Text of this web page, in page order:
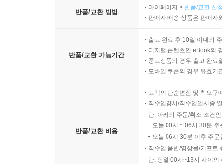
반품/교환 방법
마이페이지 > 반품/교환 신
판매자 배송 상품은 판매자
반품/교환 가능기간
출고 완료 후 10일 이내의
디지털 콘텐츠인 eBook의
중고상품의 경우 출고 완료
모바일 쿠폰의 경우 유효기
반품/교환 비용
고객의 단순변심 및 착오구
직수입양서/직수입일서중
단, 아래의 주문/취소 조건
오늘 00시 ~ 06시 30분
오늘 06시 30분 이후 주
직수입 음반/영상물/기프트
단, 당일 00시~13시 사이의